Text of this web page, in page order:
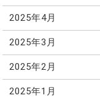
2025年4月
2025年3月
2025年2月
2025年1月